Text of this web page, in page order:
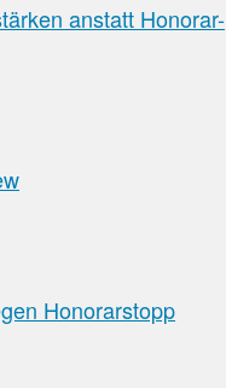
anstatt Honorar-
Honorarstopp